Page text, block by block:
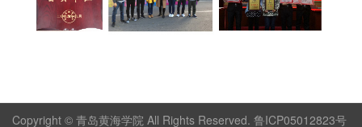
Copyright © 青岛黄海学院 All Rights Reserved. 鲁ICP05012823号